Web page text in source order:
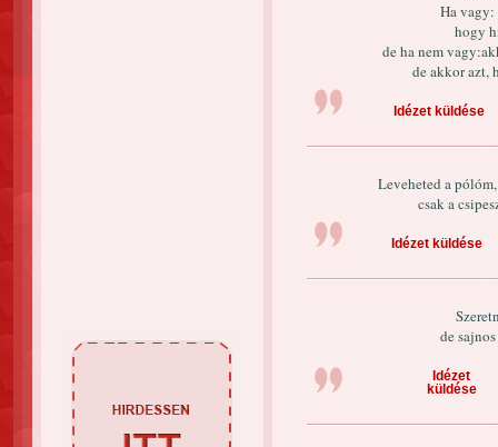
Ha
hogy
de ha nem
de akkor azt,
Idézet küldése
Leveheted a
csak a
Idézet küldése
de
Idézet
küldése